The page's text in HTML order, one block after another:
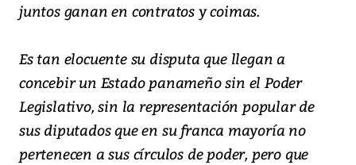
juntos ganan en contratos y coimas.
Es tan elocuente su disputa que llegan a
concebir un Estado panameño sin el Poder
Legislativo, sin la representación popular de
sus diputados que en su franca mayoría no
pertenecen a sus círculos de poder, pero que